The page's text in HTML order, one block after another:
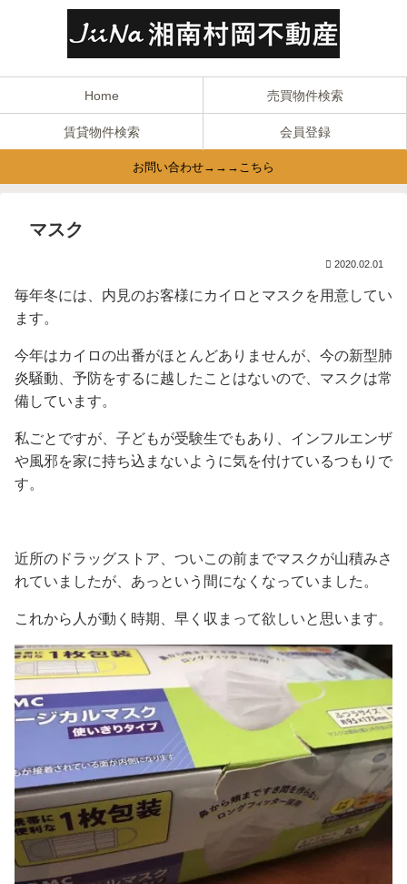
Home 売買物件検索
賃貸物件検索 会員登録
お問い合わせ→→→こちら
マスク
2020.02.01
毎年冬には、内見のお客様にカイロとマスクを用意してい
ます。
今年はカイロの出番がほとんどありませんが、今の新型肺
炎騒動、予防をするに越したことはないので、マスクは常
備しています。
私ごとですが、子どもが受験生でもあり、インフルエンザ
や風邪を家に持ち込まないように気を付けているつもりで
す。
近所のドラッグストア、ついこの前までマスクが山積みさ
れていましたが、あっという間になくなっていました。
これから人が動く時期、早く収まって欲しいと思います。